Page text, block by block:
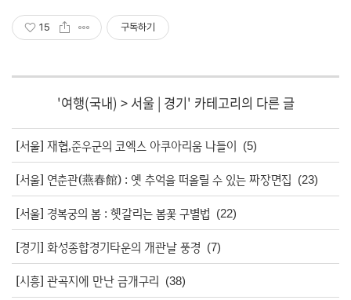
15 구독하기
'여행(국내) > 서울 | 경기' 카테고리의 다른 글
[서울] 재협,준우군의 코엑스 아쿠아리움 나들이 (5)
[서울] 연춘관(燕春館) : 옛 추억을 떠올릴 수 있는 짜장면집 (23)
[서울] 경복궁의 봄 : 헷갈리는 봄꽃 구별법 (22)
[경기] 화성종합경기타운의 개관날 풍경 (7)
[시흥] 관곡지에 만난 금개구리 (38)